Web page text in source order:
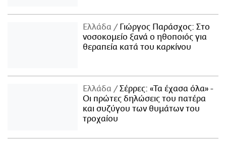
Ελλάδα
Γιώργος Παράσχος: Στο
νοσοκομείο ξανά ο ηθοποιός για
θεραπεία κατά του καρκίνου
Ελλάδα
Σέρρες: «Τα έχασα όλα» -
Οι πρώτες δηλώσεις του πατέρα
και συζύγου των θυμάτων του
τροχαίου